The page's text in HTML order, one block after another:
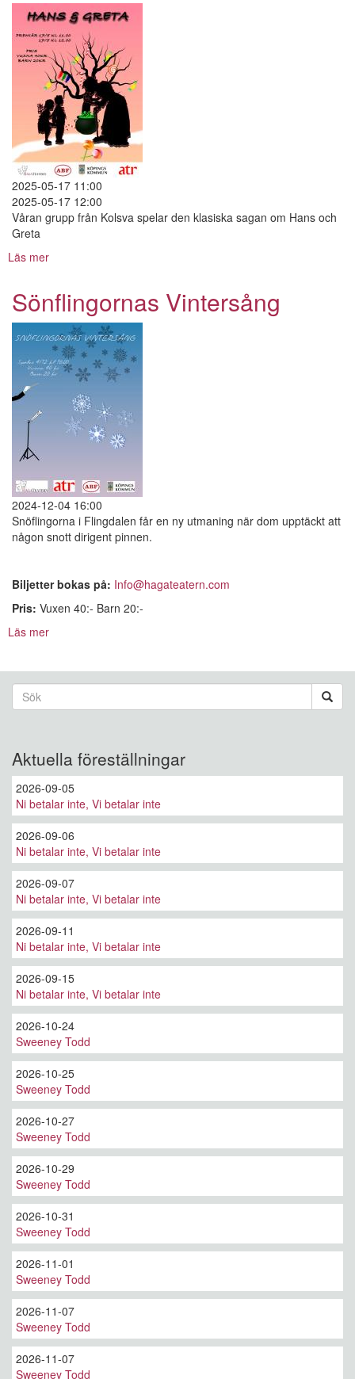
2025-05-17 11:00
2025-05-17 12:00
Våran grupp från Kolsva spelar den klasiska sagan om Hans och
Greta
Läs mer
Greta
Sönflingornas Vintersång
2024-12-04 16:00
Snöflingorna i Flingdalen får en ny utmaning när dom upptäckt att
någon snott dirigent pinnen.
Biljetter bokas på: Info@hagateatern.com
Pris: Vuxen 40:- Barn 20:-
Läs mer
Sökformulär
Aktuella föreställningar
2026-09-05
Ni betalar inte, Vi betalar inte
2026-09-06
Ni betalar inte, Vi betalar inte
2026-09-07
Ni betalar inte, Vi betalar inte
2026-09-11
Ni betalar inte, Vi betalar inte
2026-09-15
Ni betalar inte, Vi betalar inte
2026-10-24
Sweeney Todd
2026-10-25
Sweeney Todd
2026-10-27
Sweeney Todd
2026-10-29
Sweeney Todd
2026-10-31
Sweeney Todd
2026-11-01
Sweeney Todd
2026-11-07
Sweeney Todd
2026-11-07
Sweeney Todd